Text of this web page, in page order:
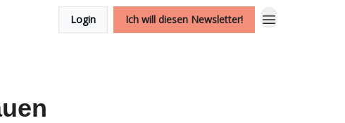
Login Ich will diesen Newsletter!